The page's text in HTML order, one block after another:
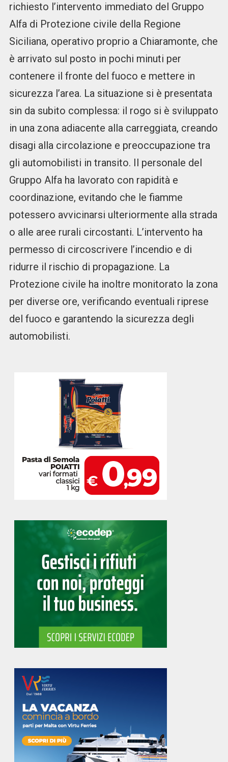
richiesto l’intervento immediato del Gruppo
Alfa di Protezione civile della Regione
Siciliana, operativo proprio a Chiaramonte, che
è arrivato sul posto in pochi minuti per
contenere il fronte del fuoco e mettere in
sicurezza l’area. La situazione si è presentata
sin da subito complessa: il rogo si è sviluppato
in una zona adiacente alla carreggiata, creando
disagi alla circolazione e preoccupazione tra
gli automobilisti in transito. Il personale del
Gruppo Alfa ha lavorato con rapidità e
coordinazione, evitando che le fiamme
potessero avvicinarsi ulteriormente alla strada
o alle aree rurali circostanti. L’intervento ha
permesso di circoscrivere l’incendio e di
ridurre il rischio di propagazione. La
Protezione civile ha inoltre monitorato la zona
per diverse ore, verificando eventuali riprese
del fuoco e garantendo la sicurezza degli
automobilisti.